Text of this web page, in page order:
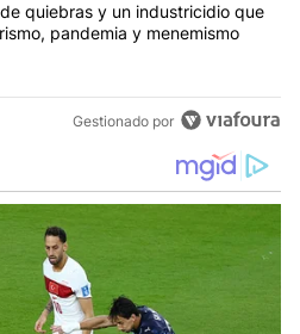
el título "Récord histórico de
quiebras y un industricidio que
pandemia y menemismo
Gestionado por